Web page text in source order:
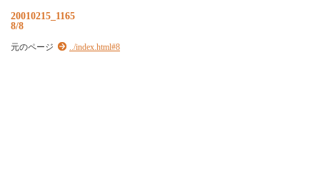
20010215_1165
8/8
元のページ ../index.html#8